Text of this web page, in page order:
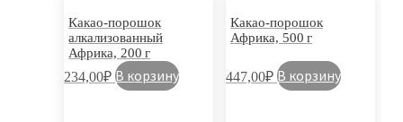
Какао-порошок
алкализованный
Африка, 200 г
234,00₽ В корзину
Какао-порошок
Африка, 500 г
447,00₽ В корзину